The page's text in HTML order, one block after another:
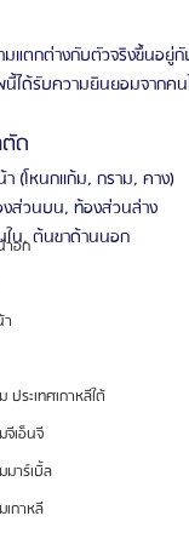
าอก
ระเทศเกาหลีใต้
เอ็นจี
าร์เบิ้ล
กาหลี
มแตกต่างกับตัวจริงขึ้นอยู่
ได้รับความยินยอมจากค
ด
(โหนกเเก้ม, กราม, คาง)
ส่วนบน, ท้องส่วนล่าง
น, ต้นขาด้านนอก